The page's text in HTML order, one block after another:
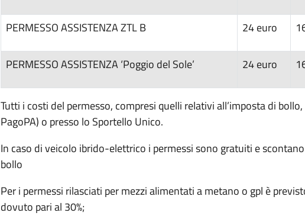
PERMESSO ASSISTENZA ZTL B 24 euro
PERMESSO ASSISTENZA ‘Poggio del Sole’ 24 euro
Tutti i costi del permesso, compresi quelli relativi all’imposta di
PagoPA) o presso lo Sportello Unico.
In caso di veicolo ibrido-elettrico i permessi sono gratuiti e
bollo
Per i permessi rilasciati per mezzi alimentati a metano o gpl è
dovuto pari al 30%;